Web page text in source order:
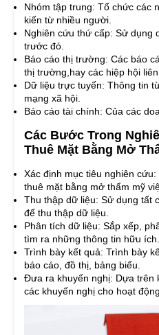
Nhóm tập trung: Tổ chức các
kiến từ nhiều người.
Nghiên cứu thứ cấp: Sử dụng
trước đó.
Báo cáo thị trường: Các báo
thị trường,hay các hiệp hội liên
Dữ liệu trực tuyến: Thông tin
mạng xã hội.
Báo cáo tài chính: Của các
Các Bước Trong
Thuê Mặt Bằng Mở
Xác định mục tiêu nghiên
thuê mặt bằng mở thẩm mỹ
Thu thập dữ liệu: Sử dụng tất
để thu thập dữ liệu.
Phân tích dữ liệu: Sắp xếp,
tìm ra những thông tin hữu ích.
Trình bày kết quả: Trình bày
báo cáo, đồ thị, bảng biểu.
Đưa ra khuyến nghị: Dựa trên
các khuyến nghị cho hoạt